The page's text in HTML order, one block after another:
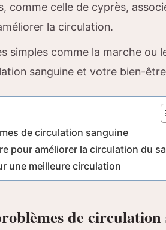
comme celle de cyprès,
la circulation.
simples comme la marche ou
sanguine et votre bien-
de circulation sanguine
pour améliorer la circulation du
une meilleure circulation
de circulation